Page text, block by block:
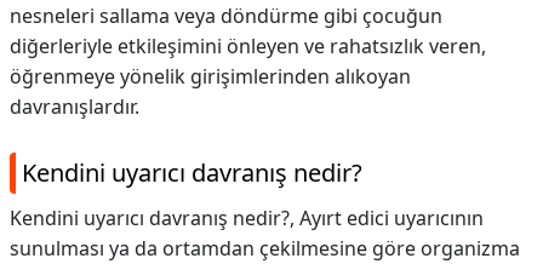
nesneleri sallama veya döndürme gibi çocuğun
diğerleriyle etkileşimini önleyen ve rahatsızlık veren,
öğrenmeye yönelik girişimlerinden alıkoyan
davranışlardır.
Kendini uyarıcı davranış nedir?
Kendini uyarıcı davranış nedir?, Ayırt edici uyarıcının
sunulması ya da ortamdan çekilmesine göre organizma